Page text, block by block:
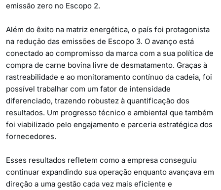
emissão zero no Escopo 2.
Além do êxito na matriz energética, o país foi protagonista
na redução das emissões de Escopo 3. O avanço está
conectado ao compromisso da marca com a sua política de
compra de carne bovina livre de desmatamento. Graças à
rastreabilidade e ao monitoramento contínuo da cadeia, foi
possível trabalhar com um fator de intensidade
diferenciado, trazendo robustez à quantificação dos
resultados. Um progresso técnico e ambiental que também
foi viabilizado pelo engajamento e parceria estratégica dos
fornecedores.
Esses resultados refletem como a empresa conseguiu
continuar expandindo sua operação enquanto avançava em
direção a uma gestão cada vez mais eficiente e